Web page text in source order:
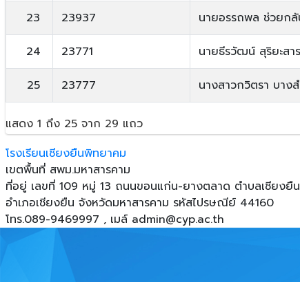
23 23937 นายอรรถพล ช่วยก
24 23771 นายธีรวัฒน์ สุริยะสาร
25 23777 นางสาวกวิตรา บาง
แสดง 1 ถึง 25 จาก 29 แถว
โรงเรียนเชียงยืนพิทยาคม
เขตพื้นที่ สพม.มหาสารคาม
ที่อยู่ เลขที่ 109 หมู่ 13 ถนนขอนแก่น-ยางตลาด ตําบลเชียงยืน
อําเภอเชียงยืน จังหวัดมหาสารคาม รหัสไปรษณีย์ 44160
โทร.089-9469997 , เมล์ admin@cyp.ac.th